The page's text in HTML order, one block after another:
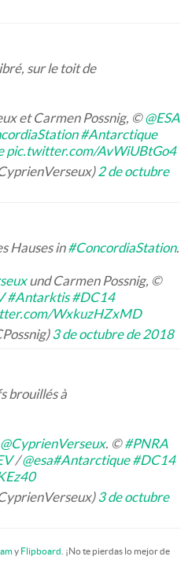
sur le toit de
et Carmen Possnig, ©@ESA
#Antarctique
pic.twitter.com/AvWiUBtGo4
2 de octubre
Hauses in#ConcordiaStation.
und Carmen Possnig, ©
#Antarktis #DC14
WxkuzHZxMD
3 de octubre de 2018
brouillés à
@CyprienVerseux. ©#PNRA
/@esa#Antarctique #DC14
3 de octubre
y Flipboard . ¡No te pierdas lo mejor de